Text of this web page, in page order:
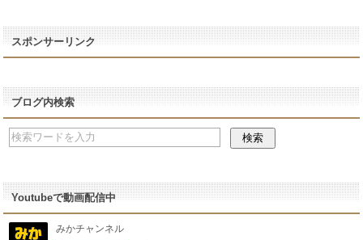
スポンサーリンク
ブログ内検索
Youtubeで動画配信中